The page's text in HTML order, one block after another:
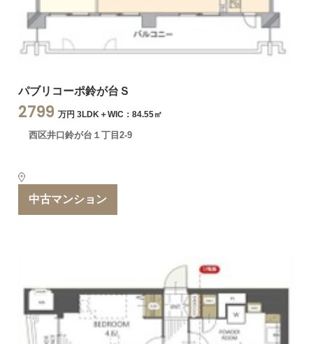
パブリコーポ鈴が台Ｓ
2799 万円 3LDK＋WIC：84.55㎡
西区井口鈴が台１丁目2-9
中古マンション